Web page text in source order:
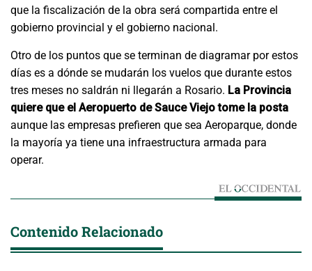
que la fiscalización de la obra será compartida entre el
gobierno provincial y el gobierno nacional.
Otro de los puntos que se terminan de diagramar por estos
días es a dónde se mudarán los vuelos que durante estos
tres meses no saldrán ni llegarán a Rosario. La Provincia
quiere que el Aeropuerto de Sauce Viejo tome la posta
aunque las empresas prefieren que sea Aeroparque, donde
la mayoría ya tiene una infraestructura armada para
operar.
Contenido Relacionado